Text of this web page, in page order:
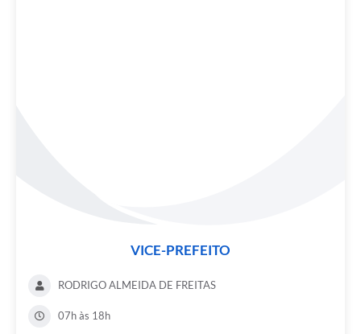
VICE-PREFEITO
RODRIGO ALMEIDA DE FREITAS
07h às 18h